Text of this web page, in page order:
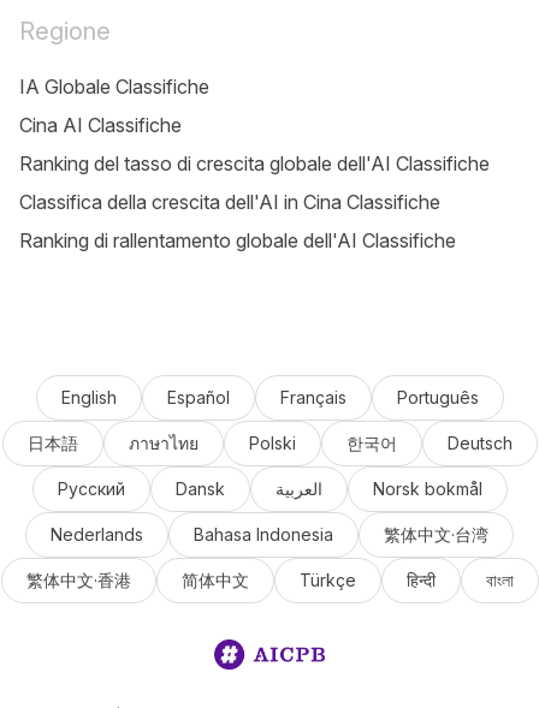
Regione
IA Globale Classifiche
Cina AI Classifiche
Ranking del tasso di crescita globale dell'AI Classifiche
Classifica della crescita dell'AI in Cina Classifiche
Ranking di rallentamento globale dell'AI Classifiche
English Español Français Português
日本語 ภาษาไทย Polski 한국어 Deutsch
Русский Dansk العربية Norsk bokmål
Nederlands Bahasa Indonesia 繁体中文·台湾
繁体中文·香港 简体中文 Türkçe हिन्दी বাংলা